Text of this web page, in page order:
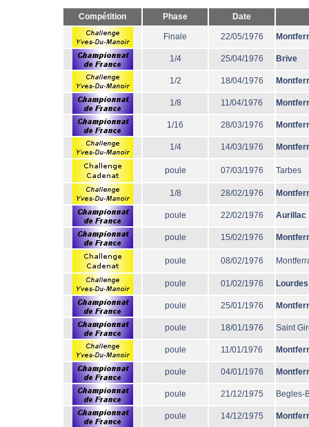
Compétition Phase Date
Finale 22/05/1976
1/4 25/04/1976 Brive
1/2 18/04/1976
1/8 11/04/1976
1/16 28/03/1976
1/4 14/03/1976
poule 07/03/1976 Tarbes
1/8 28/02/1976
poule 22/02/1976 Aurillac
poule 15/02/1976
poule 08/02/1976
poule 01/02/1976 Lourdes
poule 25/01/1976
poule 18/01/1976 Saint
poule 11/01/1976
poule 04/01/1976
poule 21/12/1975 Begles-
poule 14/12/1975